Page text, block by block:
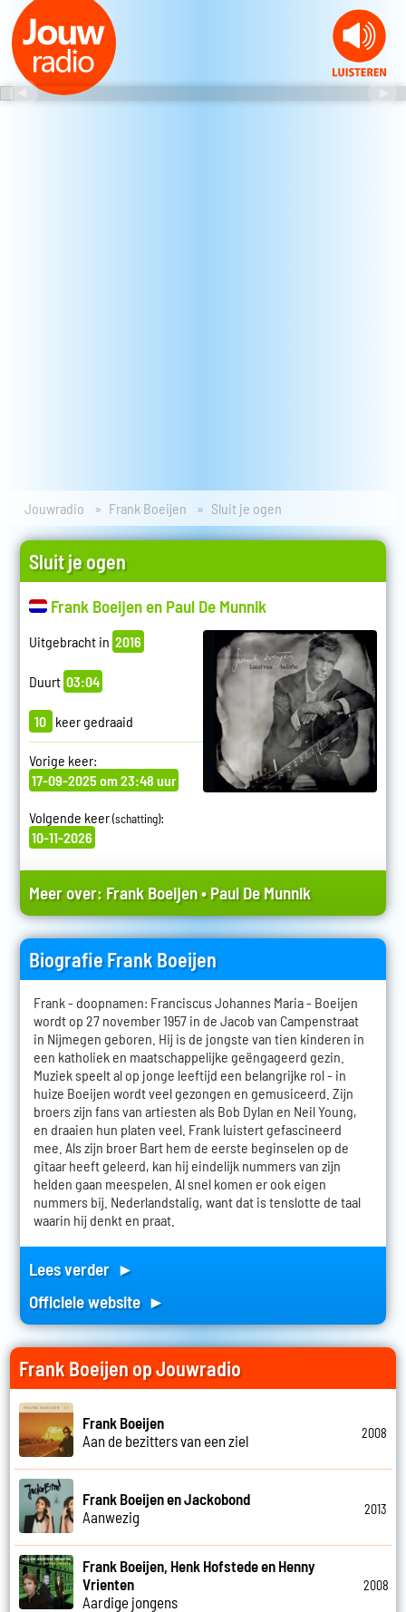
Jouwradio Frank Boeijen Sluit je ogen
Sluit je ogen
Frank Boeijen en Paul De Munnik
Uitgebracht in 2016
Duurt 03:04
10 keer gedraaid
Vorige keer:
17-09-2025 om 23:48 uur
Volgende keer(schatting):
10-11-2026
Meer over: Frank Boeijen•Paul De Munnik
Biografie Frank Boeijen
Frank - doopnamen: Franciscus Johannes Maria - Boeijen
wordt op 27 november 1957 in de Jacob van Campenstraat
in Nijmegen geboren. Hij is de jongste van tien kinderen in
een katholiek en maatschappelijke geëngageerd gezin.
Muziek speelt al op jonge leeftijd een belangrijke rol - in
huize Boeijen wordt veel gezongen en gemusiceerd. Zijn
broers zijn fans van artiesten als Bob Dylan en Neil Young,
en draaien hun platen veel. Frank luistert gefascineerd
mee. Als zijn broer Bart hem de eerste beginselen op de
gitaar heeft geleerd, kan hij eindelijk nummers van zijn
helden gaan meespelen. Al snel komen er ook eigen
nummers bij. Nederlandstalig, want dat is tenslotte de taal
waarin hij denkt en praat.
Lees verder ►
Officiele website ►
Frank Boeijen op Jouwradio
Frank Boeijen
Aan de bezitters van een ziel
2008
Frank Boeijen en Jackobond
Aanwezig
2013
Frank Boeijen, Henk Hofstede en Henny
Vrienten
Aardige jongens
2008